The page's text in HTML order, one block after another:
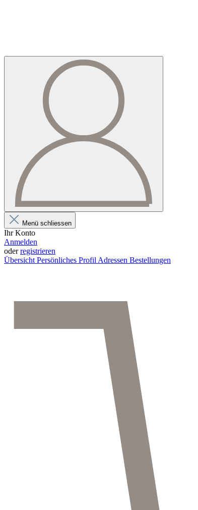
Menü schliessen
Ihr Konto
Anmelden
oderregistrieren
Übersicht Persönliches Profil Adressen Bestellungen